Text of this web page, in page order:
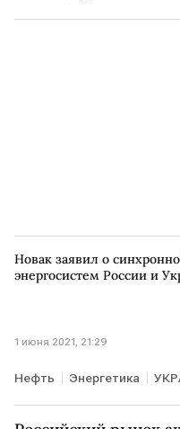
Новак заявил о
энергосистем России и
1 июня 2021, 21:29
Нефть Энергетика